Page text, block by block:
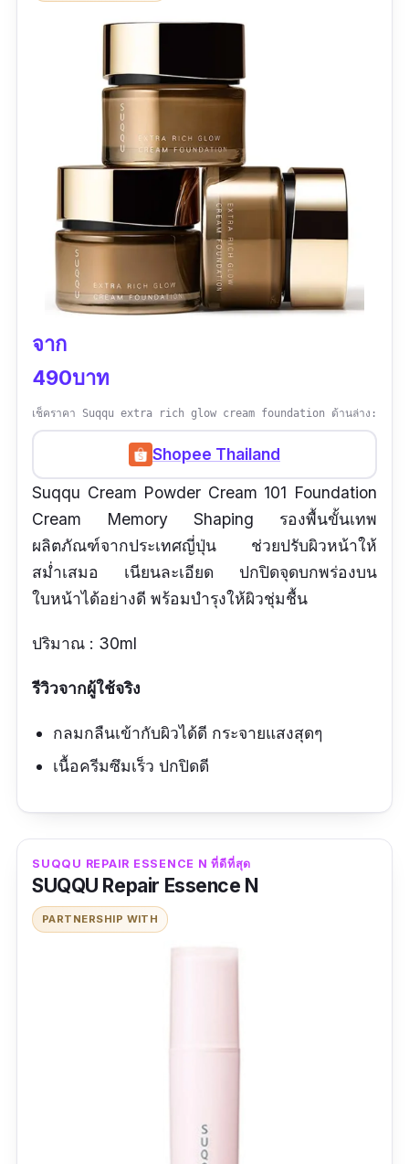
จาก
490บาท
เช็คราคา Suqqu extra rich glow cream foundation ด้านล่าง:
Shopee Thailand
Suqqu Cream Powder Cream 101 Foundation
Cream Memory Shaping รองพื้นขั้นเทพ
ผลิตภัณฑ์จากประเทศญี่ปุ่น ช่วยปรับผิวหน้าให้
สม่ำเสมอ เนียนละเอียด ปกปิดจุดบกพร่องบน
ใบหน้าได้อย่างดี พร้อมบำรุงให้ผิวชุ่มชื้น
ปริมาณ : 30ml
รีวิวจากผู้ใช้จริง
กลมกลืนเข้ากับผิวได้ดี กระจายแสงสุดๆ
เนื้อครีมซึมเร็ว ปกปิดดี
SUQQU REPAIR ESSENCE N ที่ดีที่สุด
SUQQU Repair Essence N
PARTNERSHIP WITH